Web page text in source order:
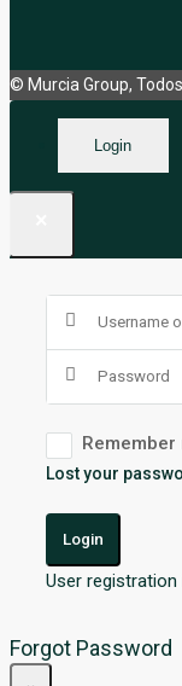
© Murcia Group,
Login
Remember
Lost your
Login
User
Forgot Password